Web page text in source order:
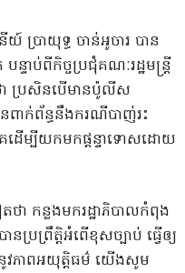
យ៍ ប្រាយុទ្ធ ចាន់អូចារ បាន
ាប់ពីកិច្ចប្រជុំគណៈរដ្ឋមន្រ្តី
ា ប្រសិនបើមានប៉ូលីស
នពាក់ព័ន្ធនឹងករណីបាញ់រះ
េដើម្បីយកមកផ្ដន្ទាទោសដោយ
តថា កន្លងមករដ្ឋាភិបាលកំពុង
រព្រឹត្តិអំពើខុសច្បាប់ ធ្វើឲ្យ
វភាពអយុត្តិធម៌ យើងសូម